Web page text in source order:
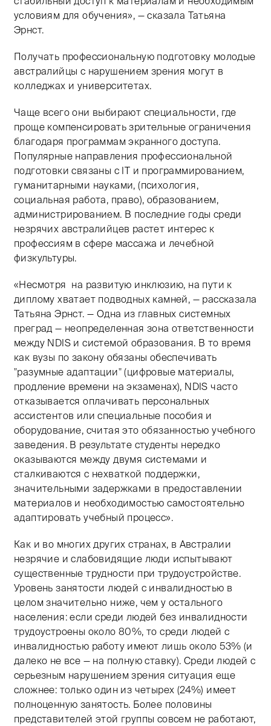
условиям для обучения», — сказала Татьяна
Эрнст.
Получать профессиональную подготовку молодые
австралийцы с нарушением зрения могут в
колледжах и университетах.
Чаще всего они выбирают специальности, где
проще компенсировать зрительные ограничения
благодаря программам экранного доступа.
Популярные направления профессиональной
подготовки связаны с IT и программированием,
гуманитарными науками, (психология,
социальная работа, право), образованием,
администрированием. В последние годы среди
незрячих австралийцев растет интерес к
профессиям в сфере массажа и лечебной
физкультуры.
«Несмотря на развитую инклюзию, на пути к
диплому хватает подводных камней, — рассказала
Татьяна Эрнст. — Одна из главных системных
преград — неопределенная зона ответственности
между NDIS и системой образования. В то время
как вузы по закону обязаны обеспечивать
"разумные адаптации" (цифровые материалы,
продление времени на экзаменах), NDIS часто
отказывается оплачивать персональных
ассистентов или специальные пособия и
оборудование, считая это обязанностью учебного
заведения. В результате студенты нередко
оказываются между двумя системами и
сталкиваются с нехваткой поддержки,
значительными задержками в предоставлении
материалов и необходимостью самостоятельно
адаптировать учебный процесс».
Как и во многих других странах, в Австралии
незрячие и слабовидящие люди испытывают
существенные трудности при трудоустройстве.
Уровень занятости людей с инвалидностью в
целом значительно ниже, чем у остального
населения: если среди людей без инвалидности
трудоустроены около 80%, то среди людей с
инвалидностью работу имеют лишь около 53% (и
далеко не все — на полную ставку). Среди людей с
серьезным нарушением зрения ситуация еще
сложнее: только один из четырех (24%) имеет
полноценную занятость. Более половины
представителей этой группы совсем не работают,